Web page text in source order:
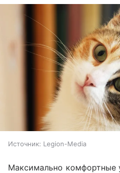
Источник: Legion-Media
Максимально